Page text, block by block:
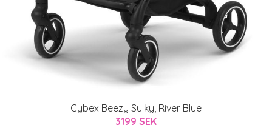
Cybex Beezy Sulky, River Blue
3199 SEK